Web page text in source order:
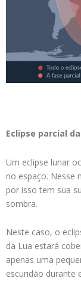
Eclipse parcial
Um eclipse lunar
no espaço. Nesse
por isso tem sua
sombra.
Neste caso, o
da Lua estará
apenas uma
escuridão durante